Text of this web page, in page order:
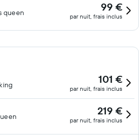
queen 99 €
par nuit, frais inclus
101 €
par nuit, frais inclus
219 €
par nuit, frais inclus